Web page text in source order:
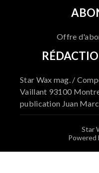
Offre
Star Wax mag. /
Vaillant 93100
publication Juan
Star
Powered